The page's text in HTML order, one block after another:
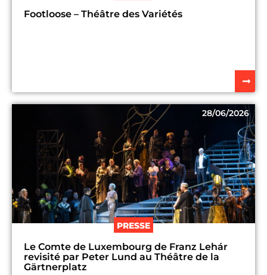
Footloose – Théâtre des Variétés
28/06/2026
PRESSE
Le Comte de Luxembourg de Franz Lehár
revisité par Peter Lund au Théâtre de la
Gärtnerplatz